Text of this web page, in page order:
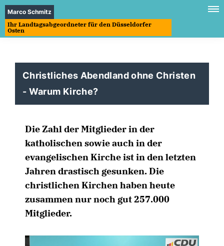
Marco Schmitz
Ihr Landtagsabgeordneter für den Düsseldorfer
Osten
Christliches Abendland ohne Christen
- Warum Kirche?
Die Zahl der Mitglieder in der
katholischen sowie auch in der
evangelischen Kirche ist in den letzten
Jahren drastisch gesunken. Die
christlichen Kirchen haben heute
zusammen nur noch gut 257.000
Mitglieder.